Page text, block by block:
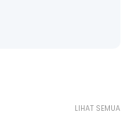
TAHUN 6 OLEH
#...
LIHAT SEMUA